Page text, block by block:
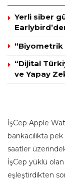
Yerli siber
“Biyometrik
“Dijital
ve Yapay
İşCep Apple
bankacılıkta
saatler
İşCep yüklü olan
eşleştirdikten